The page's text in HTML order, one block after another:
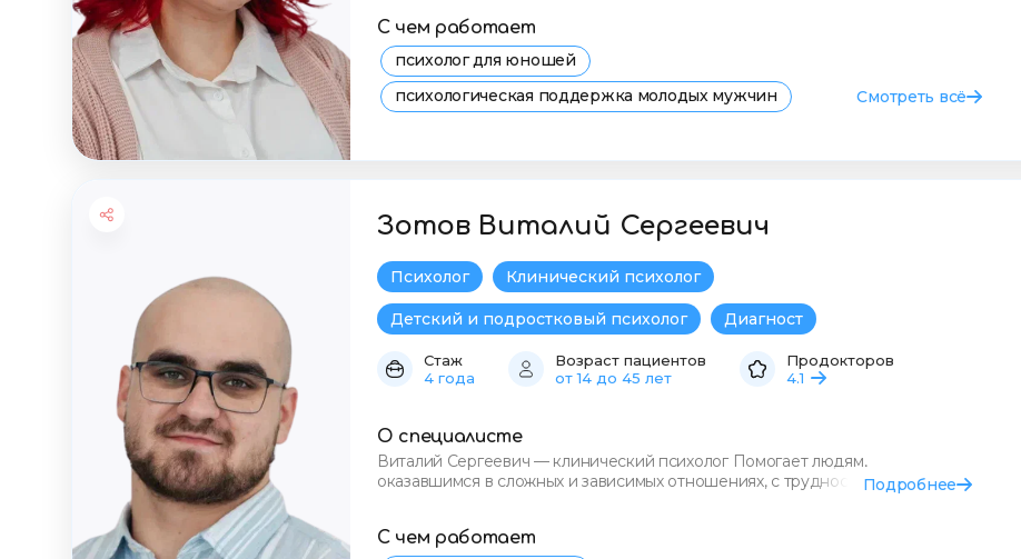
С чем работает
психолог для юношей
психологическая поддержка молодых мужчин
Смотреть всё
Зотов Виталий Сергеевич
Психолог Клинический психолог
Детский и подростковый психолог Диагност
Стаж
4 года
Возраст пациентов
от 14 до 45 лет
Продокторов
4.1
О специалисте
Виталий Сергеевич — клинический психолог Помогает людям,
оказавшимся в сложных и зависимых отношениях, с трудностями вПодробнее
С чем работает